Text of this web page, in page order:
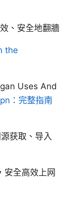
、安全地翻牆
the
Uses And
：完整指南
获取、导入
安全高效上网